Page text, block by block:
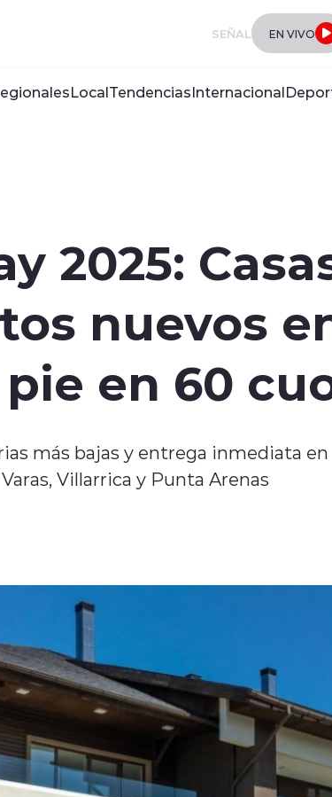
SEÑAL EN VIVO
LocalTendenciasInternacional
2025:
nuevos
pie en 60
más bajas y entrega inmediata en
Villarrica y Punta Arenas